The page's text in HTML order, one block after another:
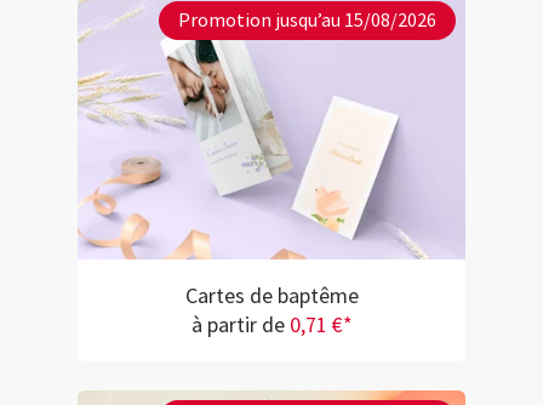
Promotion jusqu’au 15/08/2026
Cartes de baptême
à partir de 0,71 €*